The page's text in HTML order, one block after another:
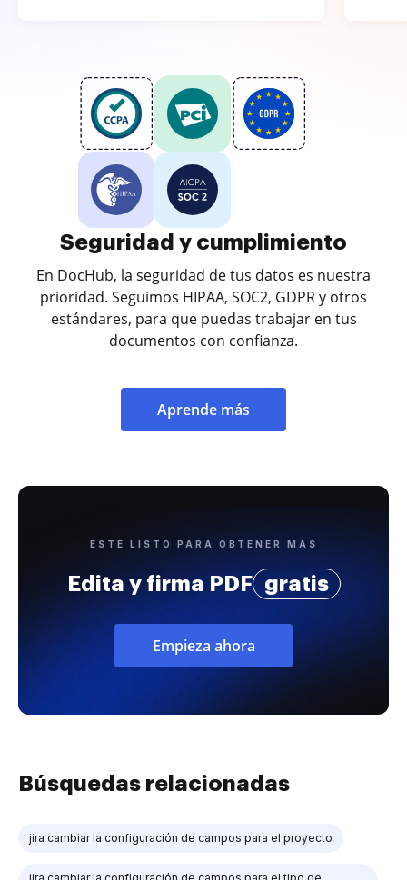
Seguridad y cumplimiento
En DocHub, la seguridad de tus datos es nuestra
prioridad. Seguimos HIPAA, SOC2, GDPR y otros
estándares, para que puedas trabajar en tus
documentos con confianza.
Aprende más
ESTÉ LISTO PARA OBTENER MÁS
Edita y firma PDF gratis
Empieza ahora
Búsquedas relacionadas
jira cambiar la configuración de campos para el proyecto